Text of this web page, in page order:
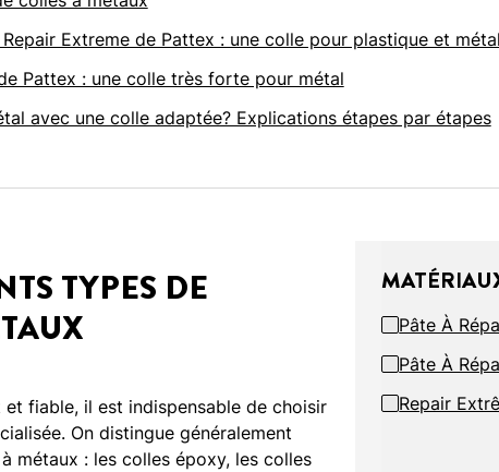
Extreme de Pattex : une colle pour plastique et métal
Pattex : une colle très forte pour métal
avec une colle adaptée? Explications étapes par étapes
TYPES DE
fiable, il est indispensable de choisir
On distingue généralement
métaux : les colles époxy, les colles
Pâte À
Pâte À
Repair